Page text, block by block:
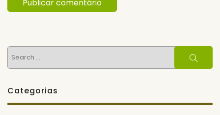
for:
Search
Categorias